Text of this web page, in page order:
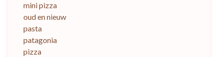
mini pizza
oud en nieuw
pasta
patagonia
pizza